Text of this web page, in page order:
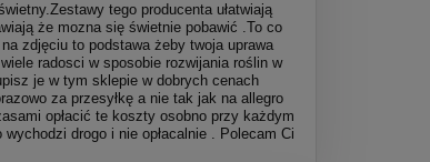
tego producenta ułatwiają
że mozna się świetnie pobawić .To co
zdjęciu to podstawa żeby twoja uprawa
radosci w sposobie rozwijania roślin w
je w tym sklepie w dobrych cenach
za przesyłkę a nie tak jak na allegro
opłacić te koszty osobno przy każdym
wychodzi drogo i nie opłacalnie . Polecam Ci